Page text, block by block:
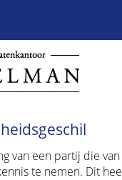
van een partij die
te nemen. Dit